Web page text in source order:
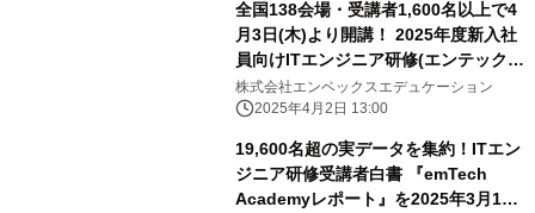
全国138会場・受講者1,600名以上で4
月3日(木)より開講！ 2025年度新入社
員向けITエンジニア研修(エンテックア
カデミー)
株式会社エンベックスエデュケーション
2025年4月2日 13:00
19,600名超の実データを集約！ITエン
ジニア研修受講者白書 『emTech
Academyレポート』を2025年3月17